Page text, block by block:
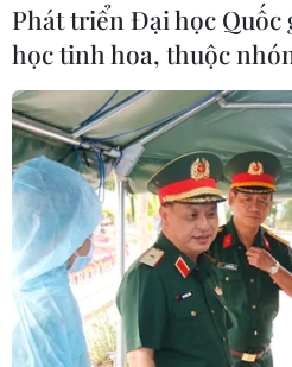
Theo ghi nhận từ ngày 21/7,
sớm để tưởng nhớ Tổng Bí thư
khu vực Tràng Tiền Plaza (quận
rủ. (Ảnh: Minh
Phát triển Đại học Quốc
học tinh hoa, thuộc